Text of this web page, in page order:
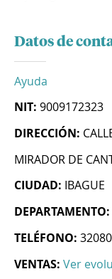
Datos de
Ayuda
NIT: 9009172323
DIRECCIÓN:
MIRADOR DE
CIUDAD: IBAGUE
DEPARTAMENTO:
TELÉFONO:
VENTAS: Ver